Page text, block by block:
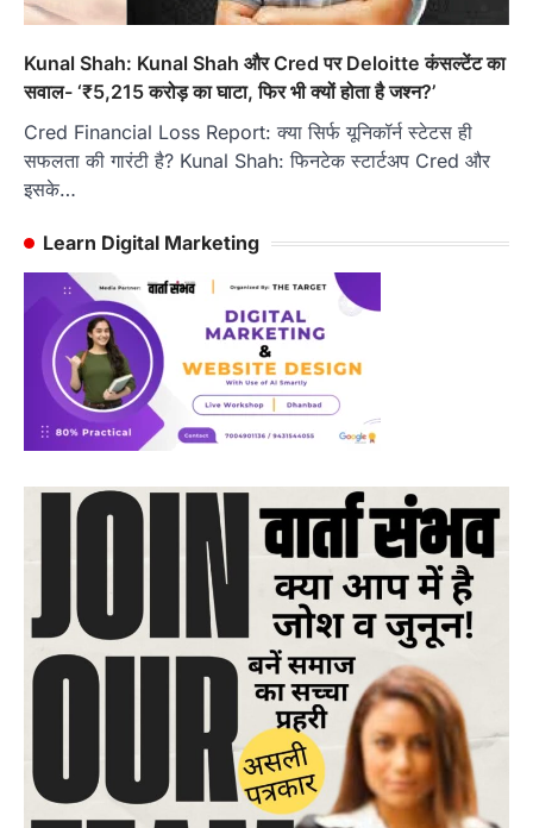
Kunal Shah: Kunal Shah और Cred पर Deloitte कंसल्टेंट का
सवाल- ‘₹5,215 करोड़ का घाटा, फिर भी क्यों होता है जश्न?’
Cred Financial Loss Report: क्या सिर्फ यूनिकॉर्न स्टेटस ही
सफलता की गारंटी है? Kunal Shah: फिनटेक स्टार्टअप Cred और
इसके…
Learn Digital Marketing